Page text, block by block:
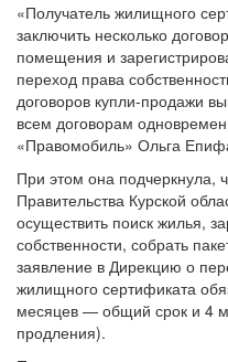
«Получатель жилищного
заключить несколько
помещения и
переход права
договоров купли-продажи
всем договорам
«Правомобиль» Ольга
При этом она подчеркнула,
Правительства Курской
осуществить поиск жилья,
собственности, собрать
заявление в Дирекцию о
жилищного сертификата
месяцев — общий срок и 4
продления).